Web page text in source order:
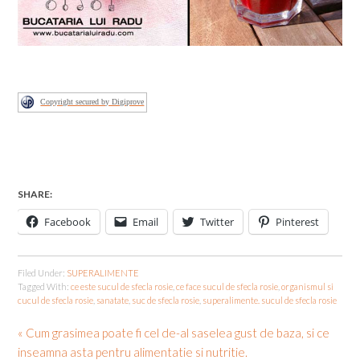
Copyright secured by Digiprove
SHARE:
Facebook Email Twitter Pinterest
Filed Under: SUPERALIMENTE
Tagged With:ce este sucul de sfecla rosie ,ce face sucul de sfecla rosie ,organismul si
cucul de sfecla rosie sanatate suc de sfecla rosie superalimente. sucul de sfecla rosie
« Cum grasimea poate fi cel de-al saselea gust de baza, si ce
inseamna asta pentru alimentatie si nutritie.